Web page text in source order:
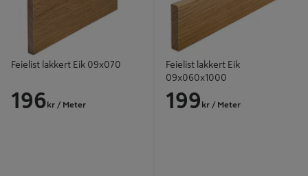
Feielist lakkert Eik 09x070
196 kr / Meter
Feielist lakkert Eik
09x060x1000
199 kr / Meter